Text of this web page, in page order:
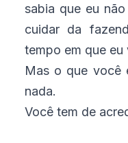
sabia que eu
cuidar da
tempo em que eu
Mas o que você
nada.
Você tem de